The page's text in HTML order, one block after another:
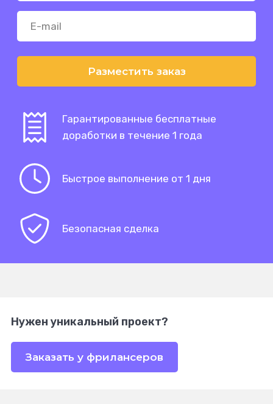
Разместить заказ
Гарантированные бесплатные
доработки в течение 1 года
Быстрое выполнение от 1 дня
Безопасная сделка
Нужен уникальный проект?
Заказать у фрилансеров